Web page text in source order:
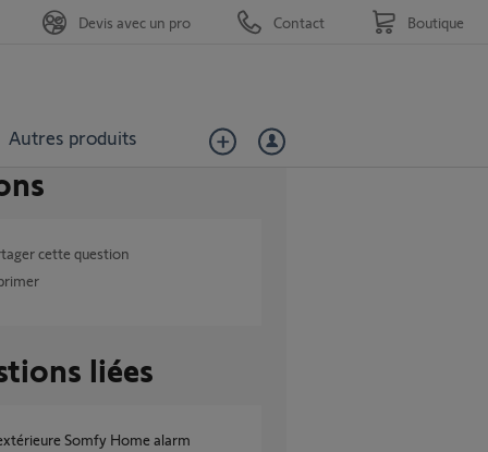
Autres produits
Devis avec un pro Contact Boutique
cette question
liées
extérieure Somfy Home alarm